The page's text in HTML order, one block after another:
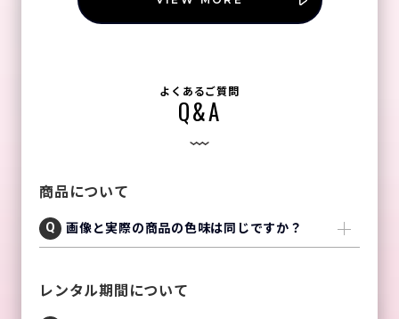
よくあるご質問
Q&A
商品について
画像と実際の商品の色味は同じですか？
レンタル期間について